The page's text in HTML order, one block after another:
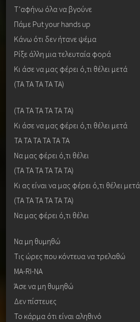
Τ’αφήνω όλα να βγούνε
Πάμε Put your hands up
Κάνω ότι δεν ήτανε ψέμα
Ρίξε άλλη μια τελευταία φορά
Κι άσε να μας φέρει ό,τι θέλει μετά
(ΤΑ ΤΑ ΤΑ ΤΑ ΤΑ)
(ΤΑ ΤΑ ΤΑ ΤΑ ΤΑ ΤΑ)
Κι άσε να μας φέρει ό,τι θέλει μετά
ΤΑ ΤΑ ΤΑ ΤΑ ΤΑ ΤΑ
Να μας φέρει ό,τι θέλει
(ΤΑ ΤΑ ΤΑ ΤΑ ΤΑ ΤΑ)
Κι ας είναι να μας φέρει ό,τι θέλει μετά
(ΤΑ ΤΑ ΤΑ ΤΑ ΤΑ ΤΑ)
Να μας φέρει ό,τι θέλει
Να μη θυμηθώ
Τις ώρες που κόντευα να τρελαθώ
MA-RI-NA
Άσε να μη θυμηθώ
Δεν πίστευες
Το κάρμα ότι είναι αληθινό